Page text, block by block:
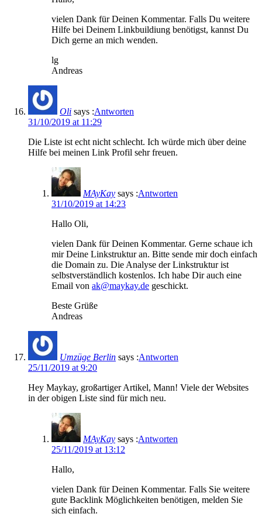
vielen Dank für Deinen Kommentar. Falls Du weitere
Hilfe bei Deinem Linkbuildiung benötigst, kannst Du
Dich gerne an mich wenden.
lg
Andreas
Oli says :Antworten
31/10/2019 at 11:29
Die Liste ist echt nicht schlecht. Ich würde mich über deine
Hilfe bei meinen Link Profil sehr freuen.
MAyKay says :Antworten
31/10/2019 at 14:23
Hallo Oli,
vielen Dank für Deinen Kommentar. Gerne schaue ich
mir Deine Linkstruktur an. Bitte sende mir doch einfach
die Domain zu. Die Analyse der Linkstruktur ist
selbstverständlich kostenlos. Ich habe Dir auch eine
Email von ak@maykay.de geschickt.
Beste Grüße
Andreas
Umzüge Berlin says :Antworten
25/11/2019 at 9:20
Hey Maykay, großartiger Artikel, Mann! Viele der Websites
in der obigen Liste sind für mich neu.
MAyKay says :Antworten
25/11/2019 at 13:12
Hallo,
vielen Dank für Deinen Kommentar. Falls Sie weitere
gute Backlink Möglichkeiten benötigen, melden Sie
sich einfach.